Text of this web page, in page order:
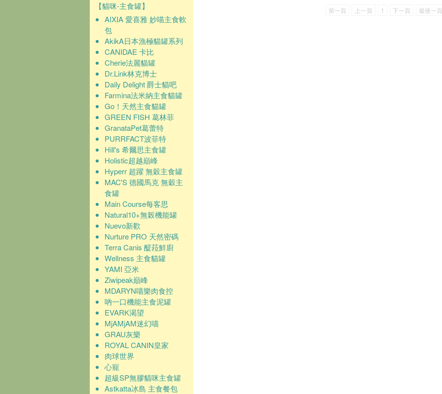
【貓咪-主食罐】
AIXIA 愛喜雅 妙喵主食軟
包
AkikA日本漁極貓罐系列
CANIDAE 卡比
Cherie法麗貓罐
Dr.Link林克博士
Daily Delight 爵士貓吧
Farmina法米納主食貓罐
Go！天然主食貓罐
GREEN FISH 葛林菲
GranataPet葛蕾特
PURRFACT波菲特
Hill's 希爾思主食罐
Holistic超越巔峰
Hyperr 超躍 無穀主食罐
MAC'S 德國馬克 無穀主
食罐
Main Course每客思
Natural10+無榖機能罐
Nuevo新歡
Nurture PRO 天然密碼
Terra Canis 醍菈鮮廚
Wellness 主食貓罐
YAMI 亞米
Ziwipeak巔峰
MDARYN喵樂肉食控
吶一口機能主食泥罐
EVARK渴望
MjAMjAM迷幻喵
GRAU灰樂
ROYAL CANIN皇家
肉球世界
心寵
超級SP無膠貓咪主食罐
Astkatta冰島 主食餐包
第一頁 上一頁 1 下一頁 最後一頁